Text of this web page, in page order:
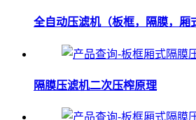
全自动压滤机（板框，隔膜，厢
隔膜压滤机二次压榨原理